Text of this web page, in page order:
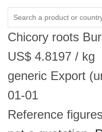
Chicory roots
US$ 4.8197 / kg
generic Export
01-01
Reference